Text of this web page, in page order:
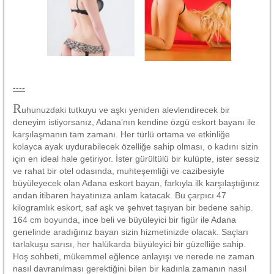
----
Ruhunuzdaki tutkuyu ve aşkı yeniden alevlendirecek bir
deneyim istiyorsanız, Adana’nın kendine özgü eskort bayanı ile
karşılaşmanın tam zamanı. Her türlü ortama ve etkinliğe
kolayca ayak uydurabilecek özelliğe sahip olması, o kadını sizin
için en ideal hale getiriyor. İster gürültülü bir kulüpte, ister sessiz
ve rahat bir otel odasında, muhteşemliği ve cazibesiyle
büyüleyecek olan Adana eskort bayan, farkıyla ilk karşılaştığınız
andan itibaren hayatınıza anlam katacak. Bu çarpıcı 47
kilogramlık eskort, saf aşk ve şehvet taşıyan bir bedene sahip.
164 cm boyunda, ince beli ve büyüleyici bir figür ile Adana
genelinde aradığınız bayan sizin hizmetinizde olacak. Saçları
tarlakuşu sarısı, her halükarda büyüleyici bir güzelliğe sahip.
Hoş sohbeti, mükemmel eğlence anlayışı ve nerede ne zaman
nasıl davranılması gerektiğini bilen bir kadınla zamanın nasıl